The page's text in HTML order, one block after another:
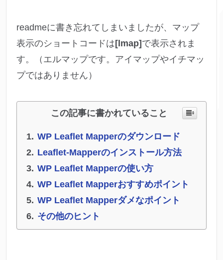
readmeに書き忘れてしまいましたが、マップ
表示のショートコードは [lmap] で表示されま
す。（エルマップです。アイマップやイチマッ
プではありません）
この記事に書かれていること
WP Leaflet Mapperのダウンロード
Leaflet-Mapperのインストール方法
WP Leaflet Mapperの使い方
WP Leaflet Mapperおすすめポイント
WP Leaflet Mapperダメなポイント
その他のヒント